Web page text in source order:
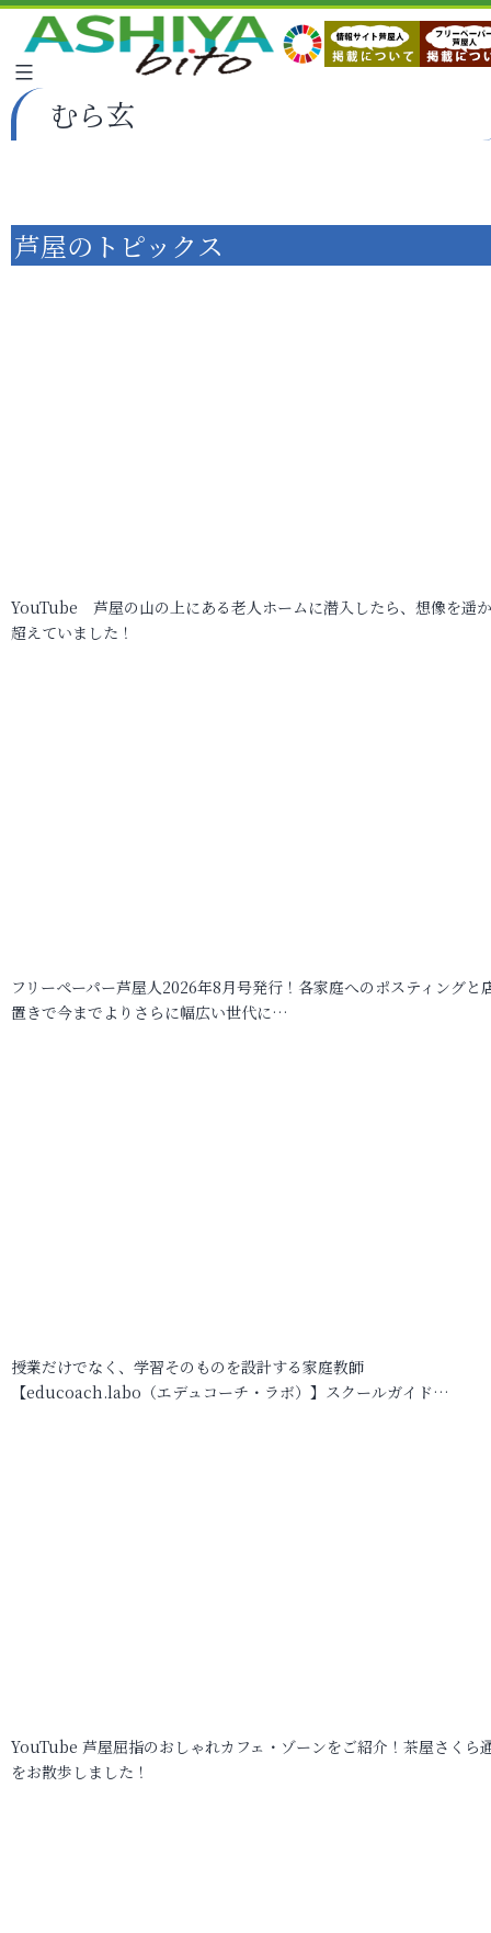
むら玄
芦屋のトピックス
YouTube 芦屋の山の上にある老人ホームに潜入したら、想像を遥
超えていました！
フリーペーパー芦屋人2026年8月号発行！各家庭へのポスティングと
置きで今までよりさらに幅広い世代に…
授業だけでなく、学習そのものを設計する家庭教師
【educoach.labo（エデュコーチ・ラボ）】スクールガイド…
YouTube 芦屋屈指のおしゃれカフェ・ゾーンをご紹介！茶屋さくら
をお散歩しました！